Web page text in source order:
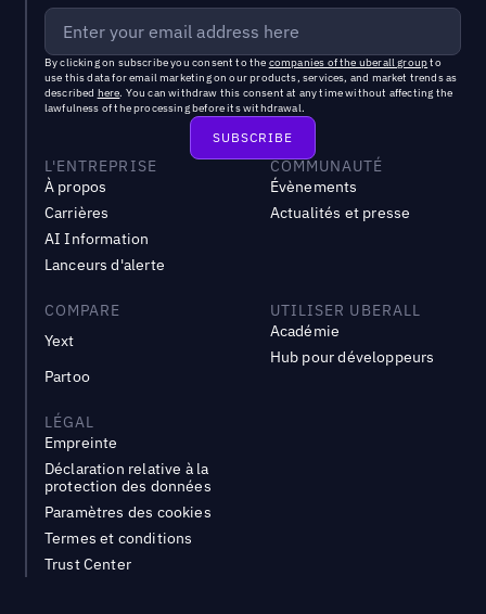
By clicking on subscribe you consent to the companies of the uberall groupto
use this data for email marketing on our products, services, and market trends as
described here. You can withdraw this consent at any time without affecting the
lawfulness of the processing before its withdrawal.
L'ENTREPRISE
À propos
Carrières
AI Information
Lanceurs d'alerte
COMMUNAUTÉ
Évènements
Actualités et presse
COMPARE
Yext
Partoo
UTILISER UBERALL
Académie
Hub pour développeurs
LÉGAL
Empreinte
Déclaration relative à la
protection des données
Paramètres des cookies
Termes et conditions
Trust Center